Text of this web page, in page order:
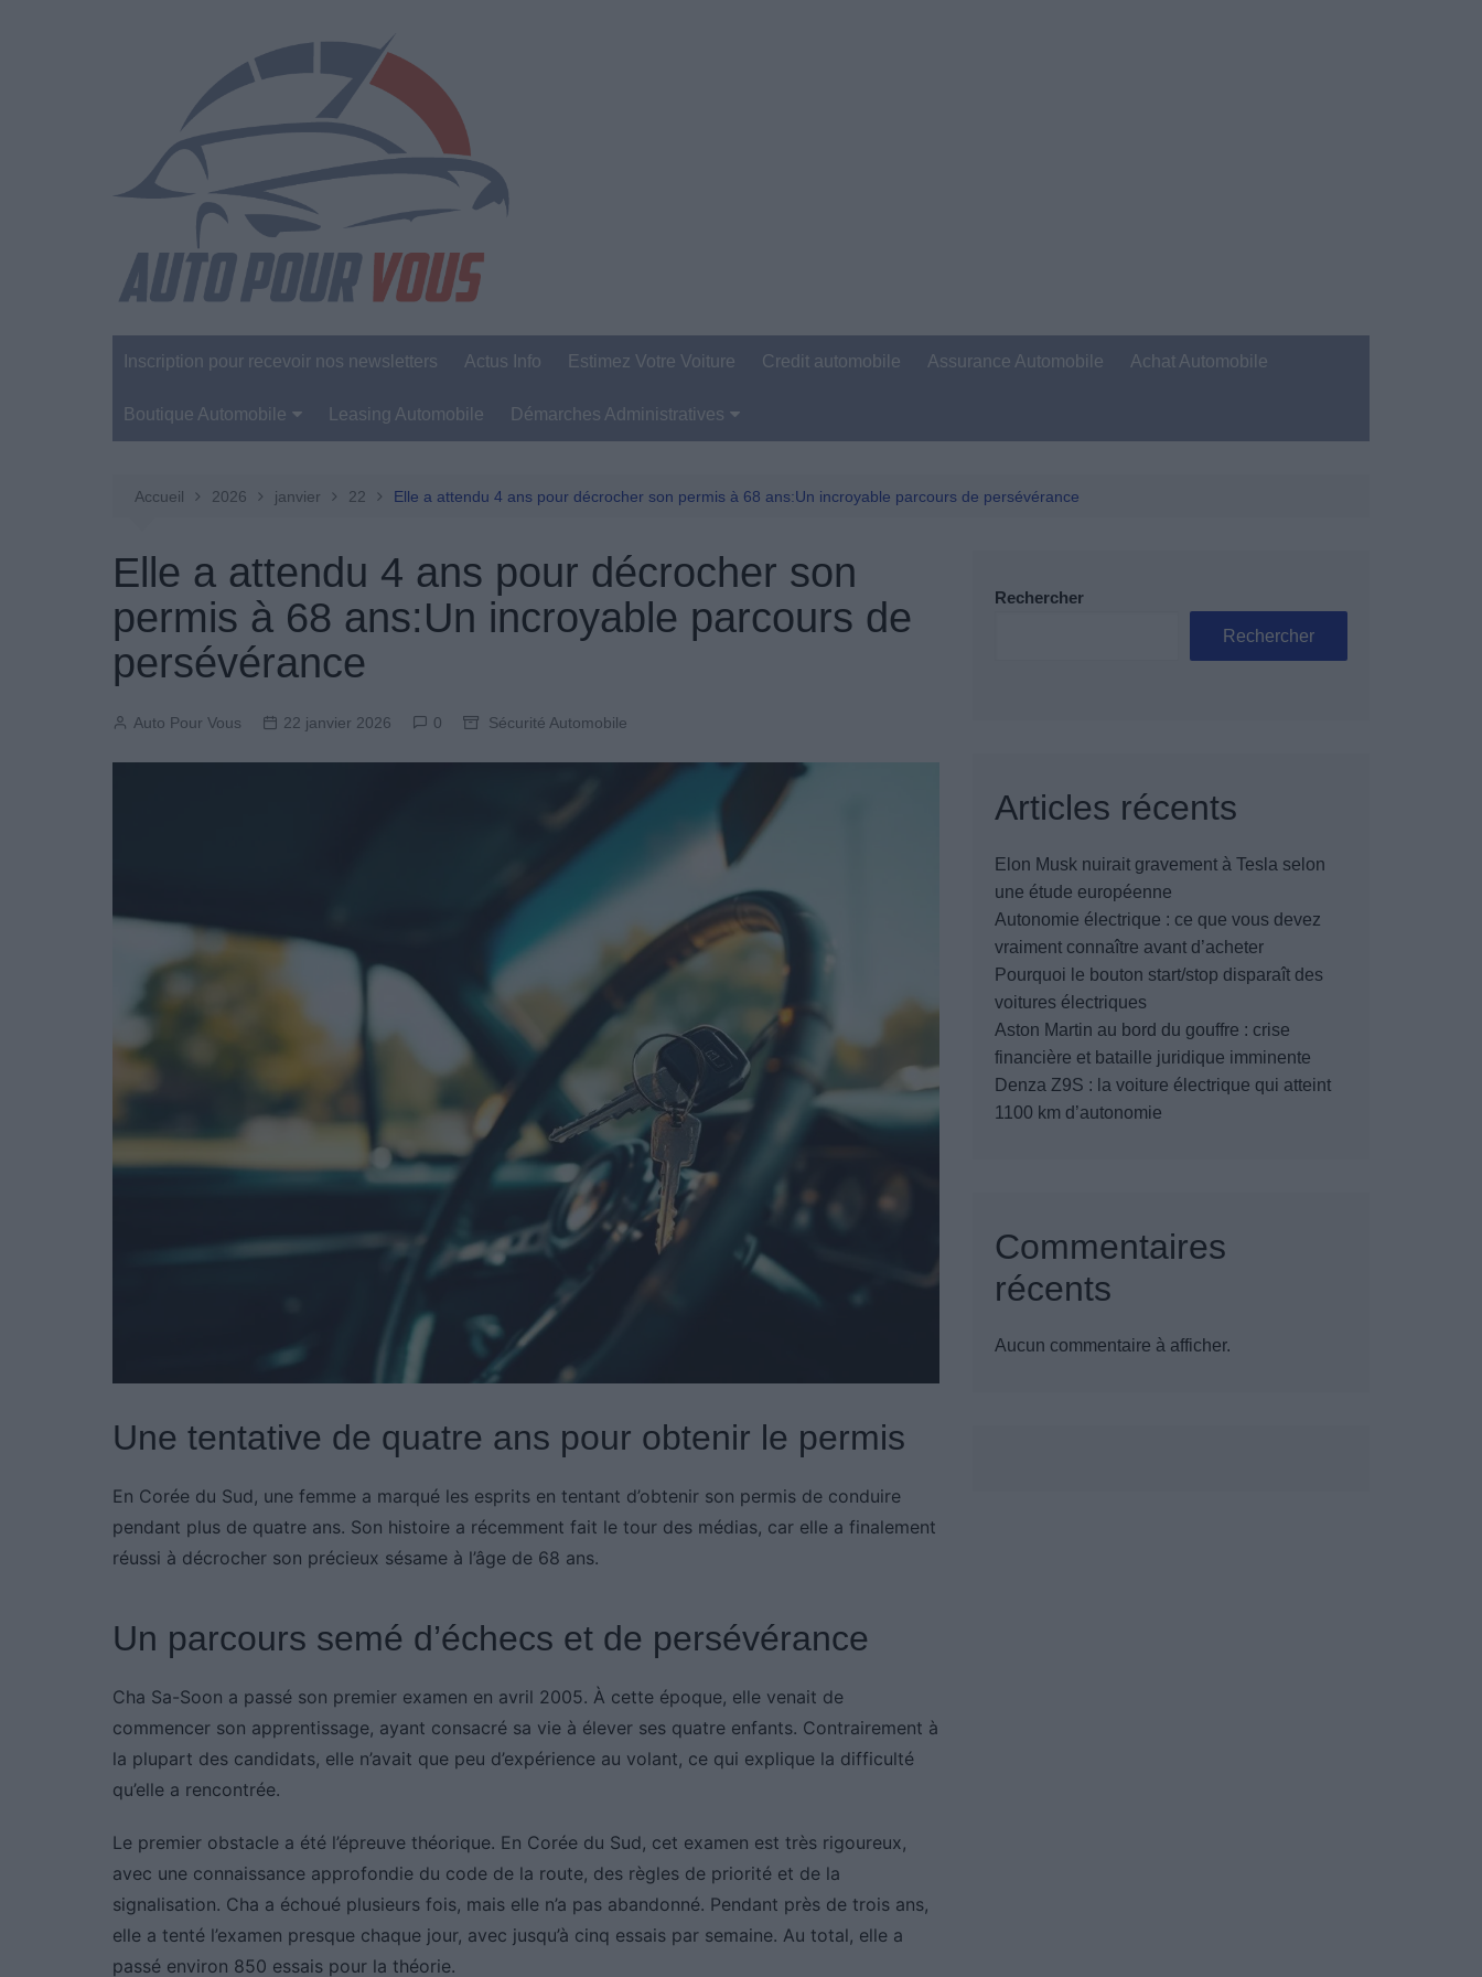
Inscription pour recevoir nos newsletters Actus Info Estimez Votre Voiture Credit automobile Assurance Automobile Achat Automobile
Boutique Automobile
Entretien Automobile
Produits Boutique
Leasing Automobile Démarches Administratives
Permis De Conduire
Accueil 2026 janvier 22 Elle a attendu 4 ans pour décrocher son permis à 68 ans:Un incroyable parcours de persévérance
Elle a attendu 4 ans pour décrocher son
permis à 68 ans:Un incroyable parcours de
persévérance
Auto Pour Vous 22 janvier 2026 0 Sécurité Automobile
Une tentative de quatre ans pour obtenir le permis
En Corée du Sud, une femme a marqué les esprits en tentant d’obtenir son permis de conduire
pendant plus de quatre ans. Son histoire a récemment fait le tour des médias, car elle a finalement
réussi à décrocher son précieux sésame à l’âge de 68 ans.
Un parcours semé d’échecs et de persévérance
Cha Sa-Soon a passé son premier examen en avril 2005. À cette époque, elle venait de
commencer son apprentissage, ayant consacré sa vie à élever ses quatre enfants. Contrairement à
la plupart des candidats, elle n’avait que peu d’expérience au volant, ce qui explique la difficulté
qu’elle a rencontrée.
Le premier obstacle a été l’épreuve théorique. En Corée du Sud, cet examen est très rigoureux,
avec une connaissance approfondie du code de la route, des règles de priorité et de la
signalisation. Cha a échoué plusieurs fois, mais elle n’a pas abandonné. Pendant près de trois ans,
elle a tenté l’examen presque chaque jour, avec jusqu’à cinq essais par semaine. Au total, elle a
passé environ 850 essais pour la théorie.
Rechercher
Rechercher
Articles récents
Elon Musk nuirait gravement à Tesla selon
une étude européenne
Autonomie électrique : ce que vous devez
vraiment connaître avant d’acheter
Pourquoi le bouton start/stop disparaît des
voitures électriques
Aston Martin au bord du gouffre : crise
financière et bataille juridique imminente
Denza Z9S : la voiture électrique qui atteint
1100 km d’autonomie
Commentaires
récents
Aucun commentaire à afficher.